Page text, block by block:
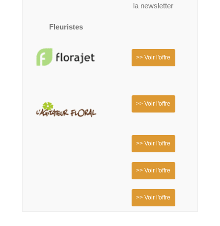
la newsletter
Fleuristes
>> Voir l'offre
>> Voir l'offre
>> Voir l'offre
>> Voir l'offre
>> Voir l'offre